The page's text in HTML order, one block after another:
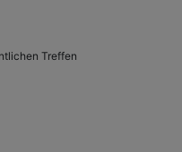
Treffen